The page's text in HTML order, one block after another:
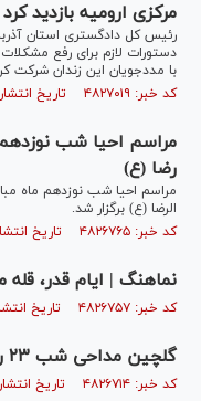
مرکزی ارومیه بازدید کرد
رئیس کل دادگستری استان
دستورات لازم برای رفع
با مددجویان این زندان شرکت
کد خبر: ۴۸۲۷۰۱۹ تاریخ انتشار : ۱۴۰۴/۰۱/۰۲
مراسم احیا شب
رضا (ع)
مراسم احیا شب نوزدهم ماه
الرضا (ع) برگزار شد.
کد خبر: ۴۸۲۶۷۶۵ تاریخ انتشار : ۱۴۰۳/۱۲/۳۰
نماهنگ | ایام قدر، قله
کد خبر: ۴۸۲۶۷۵۷ تاریخ انتشار : ۱۴۰۳/۱۲/۲۹
گلچین مداحی شب ۲۳ رمضان و شب قدر
کد خبر: ۴۸۲۶۷۱۴ تاریخ انتشار : ۱۴۰۴/۰۱/۰۳